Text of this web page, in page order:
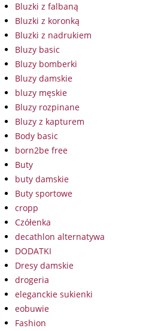
Bluzki z falbaną
Bluzki z koronką
Bluzki z nadrukiem
Bluzy basic
Bluzy bomberki
Bluzy damskie
bluzy męskie
Bluzy rozpinane
Bluzy z kapturem
Body basic
born2be free
Buty
buty damskie
Buty sportowe
cropp
Czółenka
decathlon alternatywa
DODATKI
Dresy damskie
drogeria
eleganckie sukienki
eobuwie
Fashion